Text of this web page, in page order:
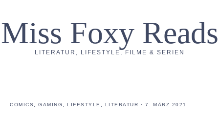
Miss Foxy Reads
LITERATUR, LIFESTYLE, FILME & SERIEN
COMICS GAMING LIFESTYLE LITERATUR · 7. MÄRZ 2021